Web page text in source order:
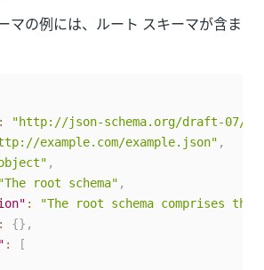
マの例には、ルート スキーマが含ま
:
"http://json-schema.org/draft-07/
example.com/example.json" ,
,
"The root schema" ,
:
"The root schema comprises the
: {} ,
:
[